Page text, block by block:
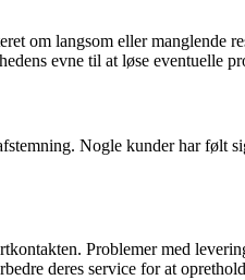
om langsom eller manglende
evne til at løse eventuelle
Nogle kunder har følt
Problemer med
deres service for at